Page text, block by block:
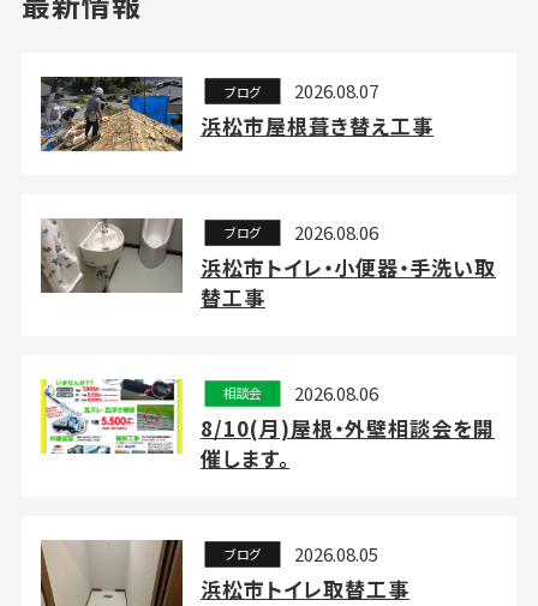
ブログ 2026.08.07
浜松市屋根葺き替え工事
ブログ 2026.08.06
浜松市トイレ・小便器・手洗い取
替工事
相談会 2026.08.06
8/10(月)屋根・外壁相談会を開
催します。
ブログ 2026.08.05
浜松市トイレ取替工事